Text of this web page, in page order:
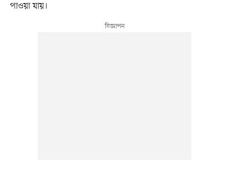
পাওয়া যায়।